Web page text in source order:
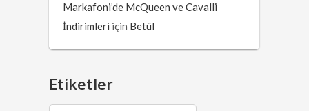
Markafoni’de McQueen ve Cavalli
İndirimleri için Betül
Etiketler